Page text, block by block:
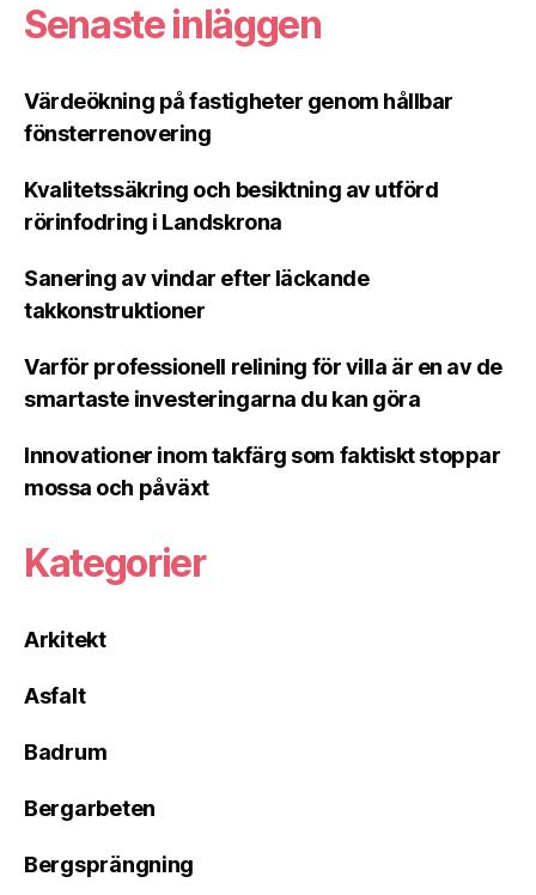
Senaste inläggen
Värdeökning på fastigheter genom hållbar
fönsterrenovering
Kvalitetssäkring och besiktning av utförd
rörinfodring i Landskrona
Sanering av vindar efter läckande
takkonstruktioner
Varför professionell relining för villa är en av de
smartaste investeringarna du kan göra
Innovationer inom takfärg som faktiskt stoppar
mossa och påväxt
Kategorier
Arkitekt
Asfalt
Badrum
Bergarbeten
Bergsprängning